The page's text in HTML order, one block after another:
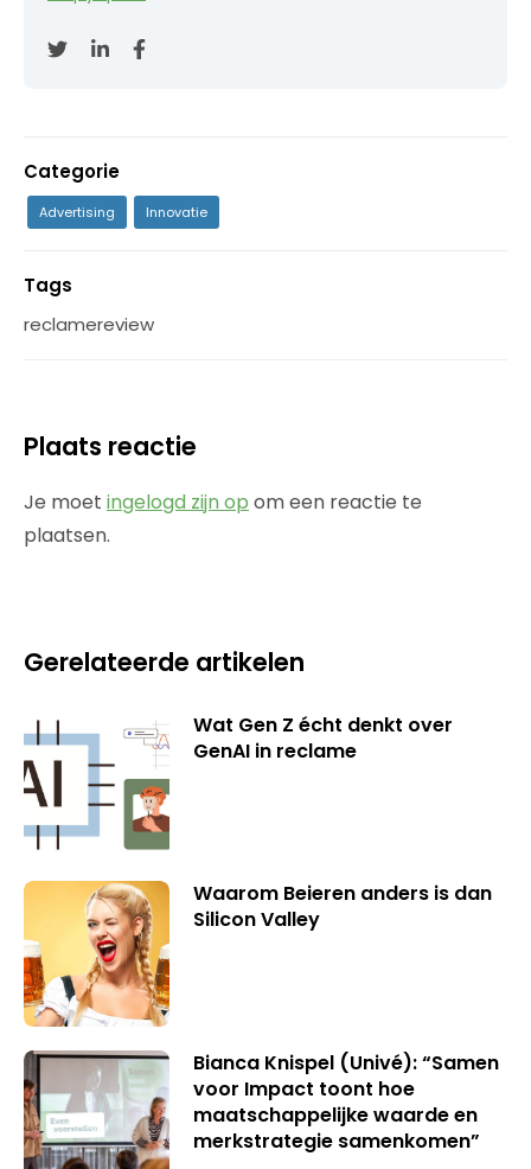
Categorie
Advertising Innovatie
Tags
reclamereview
Plaats reactie
Je moet ingelogd zijn op om een reactie te
plaatsen.
Gerelateerde artikelen
Wat Gen Z écht denkt over
GenAI in reclame
Waarom Beieren anders is dan
Silicon Valley
Bianca Knispel (Univé): “Samen
voor Impact toont hoe
maatschappelijke waarde en
merkstrategie samenkomen”